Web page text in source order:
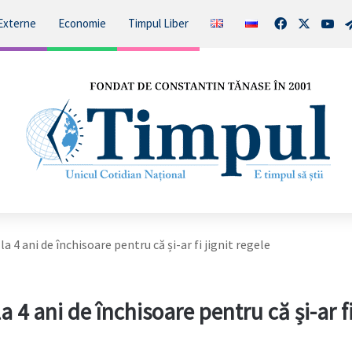
Economie Timpul Liber Facebook
4 ani de închisoare pentru că și-ar fi jignit regele
4 ani de închisoare pentru că și-ar